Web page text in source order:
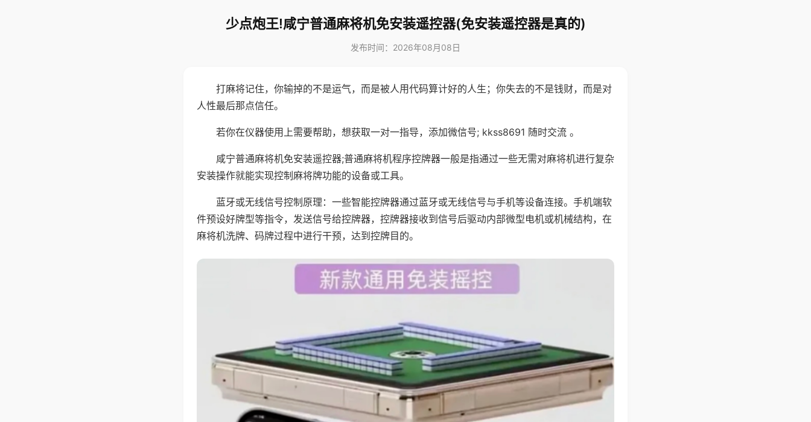
少点炮王!咸宁普通麻将机免安装遥控器(免安装遥控器是真的)
发布时间：2026年08月08日
打麻将记住，你输掉的不是运气，而是被人用代码算计好的人生；你失去的不是钱财，而是对
人性最后那点信任。
若你在仪器使用上需要帮助，想获取一对一指导，添加微信号; kkss8691 随时交流 。
咸宁普通麻将机免安装遥控器;普通麻将机程序控牌器一般是指通过一些无需对麻将机进行复杂
安装操作就能实现控制麻将牌功能的设备或工具。
蓝牙或无线信号控制原理：一些智能控牌器通过蓝牙或无线信号与手机等设备连接。手机端软
件预设好牌型等指令，发送信号给控牌器，控牌器接收到信号后驱动内部微型电机或机械结构，在
麻将机洗牌、码牌过程中进行干预，达到控牌目的。